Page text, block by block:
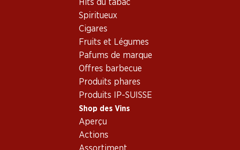
Hits du tabac
Spiritueux
Cigares
Fruits et Légumes
Pafums de marque
Offres barbecue
Produits phares
Produits IP-SUISSE
Shop des Vins
Aperçu
Actions